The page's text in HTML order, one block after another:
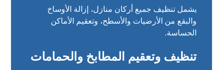
يشمل تنظيف جميع أركان منازل، إزالة الأوساخ
والبقع من الأرضيات والأسطح، وتعقيم الأماكن
الحساسة.
تنظيف وتعقيم المطابخ والحمامات